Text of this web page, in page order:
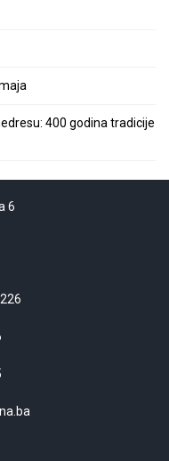
400 godina tradicije
6